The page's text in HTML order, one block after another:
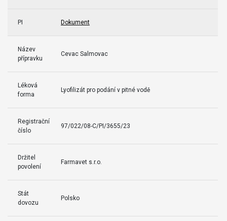
PI Dokument
Název
přípravku
Cevac Salmovac
Léková
forma
Lyofilizát pro podání v pitné vodě
Registrační
číslo
97/022/08-C/PI/3655/23
Držitel
povolení
Farmavet s.r.o.
Stát
dovozu
Polsko